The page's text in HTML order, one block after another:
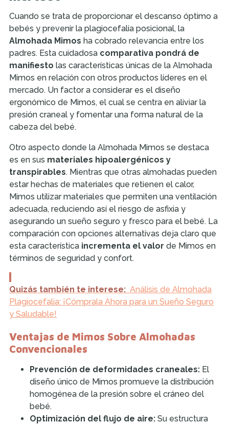
Cuando se trata de proporcionar el descanso óptimo a
bebés y prevenir la plagiocefalia posicional, la
Almohada Mimos ha cobrado relevancia entre los
padres. Esta cuidadosa comparativa pondrá de
manifiesto las características únicas de la Almohada
Mimos en relación con otros productos líderes en el
mercado. Un factor a considerar es el diseño
ergonómico de Mimos, el cual se centra en aliviar la
presión craneal y fomentar una forma natural de la
cabeza del bebé.
Otro aspecto donde la Almohada Mimos se destaca
es en sus materiales hipoalergénicos y
transpirables. Mientras que otras almohadas pueden
estar hechas de materiales que retienen el calor,
Mimos utilizar materiales que permiten una ventilación
adecuada, reduciendo así el riesgo de asfixia y
asegurando un sueño seguro y fresco para el bebé. La
comparación con opciones alternativas deja claro que
esta característica incrementa el valor de Mimos en
términos de seguridad y confort.
Quizás también te interese: Análisis de Almohada
Plagiocefalia: ¡Cómprala Ahora para un Sueño Seguro
y Saludable!
Ventajas de Mimos Sobre Almohadas
Convencionales
Prevención de deformidades craneales: El
diseño único de Mimos promueve la distribución
homogénea de la presión sobre el cráneo del
bebé.
Optimización del flujo de aire: Su estructura